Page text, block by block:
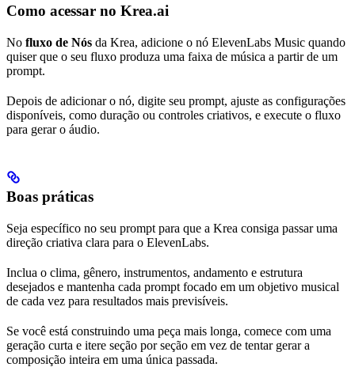
Como acessar no Krea.ai
No fluxo de Nós da Krea, adicione o nó ElevenLabs Music quando
quiser que o seu fluxo produza uma faixa de música a partir de um
prompt.
Depois de adicionar o nó, digite seu prompt, ajuste as configurações
disponíveis, como duração ou controles criativos, e execute o fluxo
para gerar o áudio.
Boas práticas
Seja específico no seu prompt para que a Krea consiga passar uma
direção criativa clara para o ElevenLabs.
Inclua o clima, gênero, instrumentos, andamento e estrutura
desejados e mantenha cada prompt focado em um objetivo musical
de cada vez para resultados mais previsíveis.
Se você está construindo uma peça mais longa, comece com uma
geração curta e itere seção por seção em vez de tentar gerar a
composição inteira em uma única passada.